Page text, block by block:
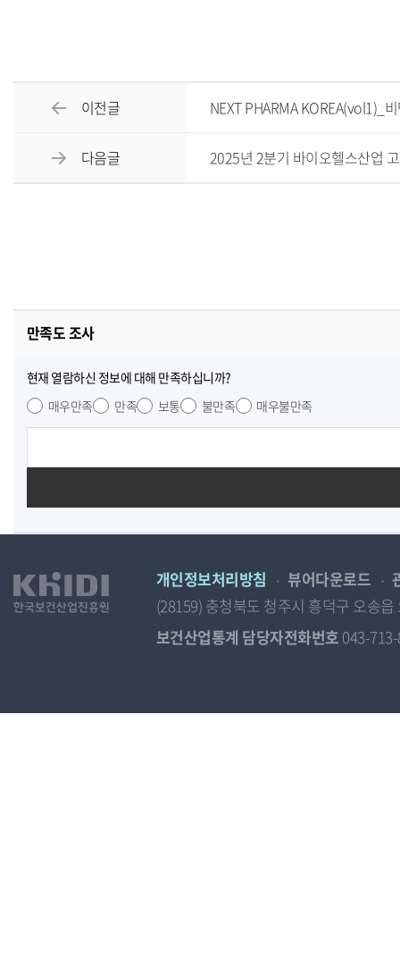
이전글 NEXT PHARMA KOREA(vol1)_
다음글 2025년 2분기 바이오헬스산업
만족도 조사
현재 열람하신 정보에 대해 만족하십니까?
매우만족
만족 보통 불만족 매우불만족
개인정보처리방침 뷰어다운로드
(28159) 충청북도 청주시 흥덕구 오송
보건산업통계 담당자전화번호 043-